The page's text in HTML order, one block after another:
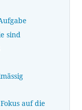
sind
auf die